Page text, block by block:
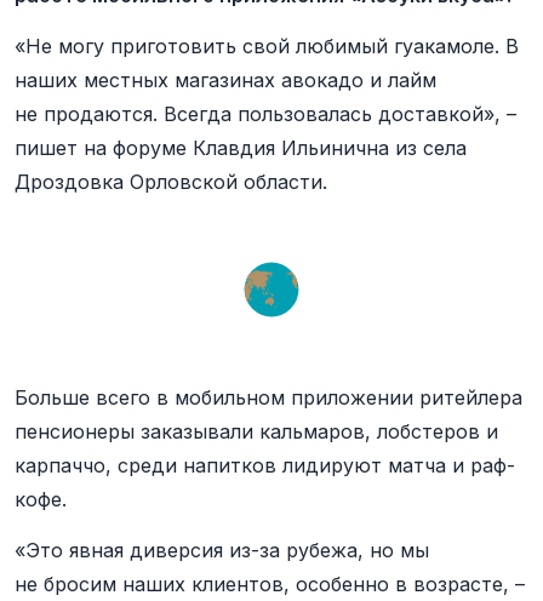
«Не могу приготовить свой любимый гуакамоле. В
наших местных магазинах авокадо и лайм
не продаются. Всегда пользовалась доставкой», –
пишет на форуме Клавдия Ильинична из села
Дроздовка Орловской области.
Больше всего в мобильном приложении ритейлера
пенсионеры заказывали кальмаров, лобстеров и
карпаччо, среди напитков лидируют матча и раф-
кофе.
«Это явная диверсия из-за рубежа, но мы
не бросим наших клиентов, особенно в возрасте, –